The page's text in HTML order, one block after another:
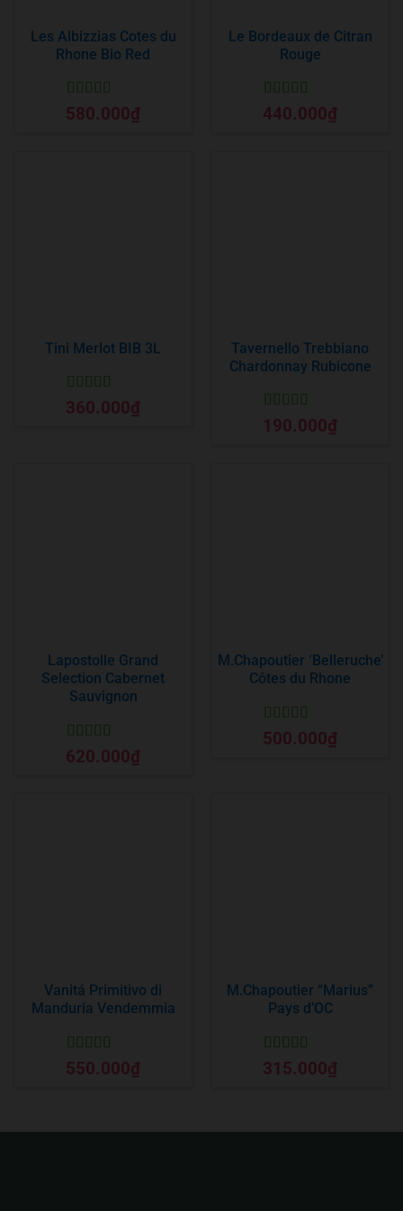
Les Albizzias Cotes du
Rhone Bio Red
Được xếp
hạng55 sao
580.000₫
Le Bordeaux de Citran
Rouge
Được xếp
hạng55 sao
440.000₫
Tini Merlot BIB 3L
Được xếp
hạng55 sao
360.000₫
Tavernello Trebbiano
Chardonnay Rubicone
Được xếp
hạng55 sao
190.000₫
Lapostolle Grand
Selection Cabernet
Sauvignon
Được xếp
hạng55 sao
620.000₫
M.Chapoutier ‘Belleruche’
Côtes du Rhone
Được xếp
hạng55 sao
500.000₫
Vanitá Primitivo di
Manduria Vendemmia
Được xếp
hạng55 sao
550.000₫
M.Chapoutier “Marius”
Pays d’OC
Được xếp
hạng55 sao
315.000₫